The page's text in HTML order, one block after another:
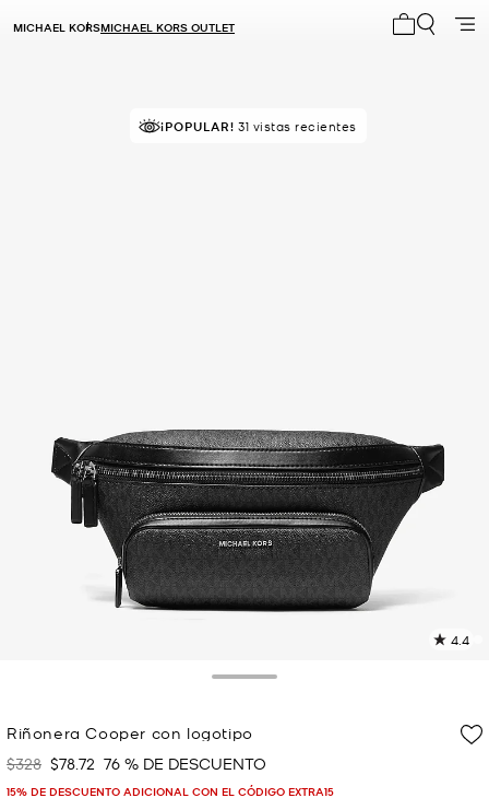
MICHAEL KORSMICHAEL KORS OUTLET
¡POPULAR! 31 vistas recientes
4.4
Riñonera Cooper con logotipo
Era
$328 Ahora
$78.72 76 % DE DESCUENTO
15% DE DESCUENTO ADICIONAL CON EL CÓDIGO EXTRA15